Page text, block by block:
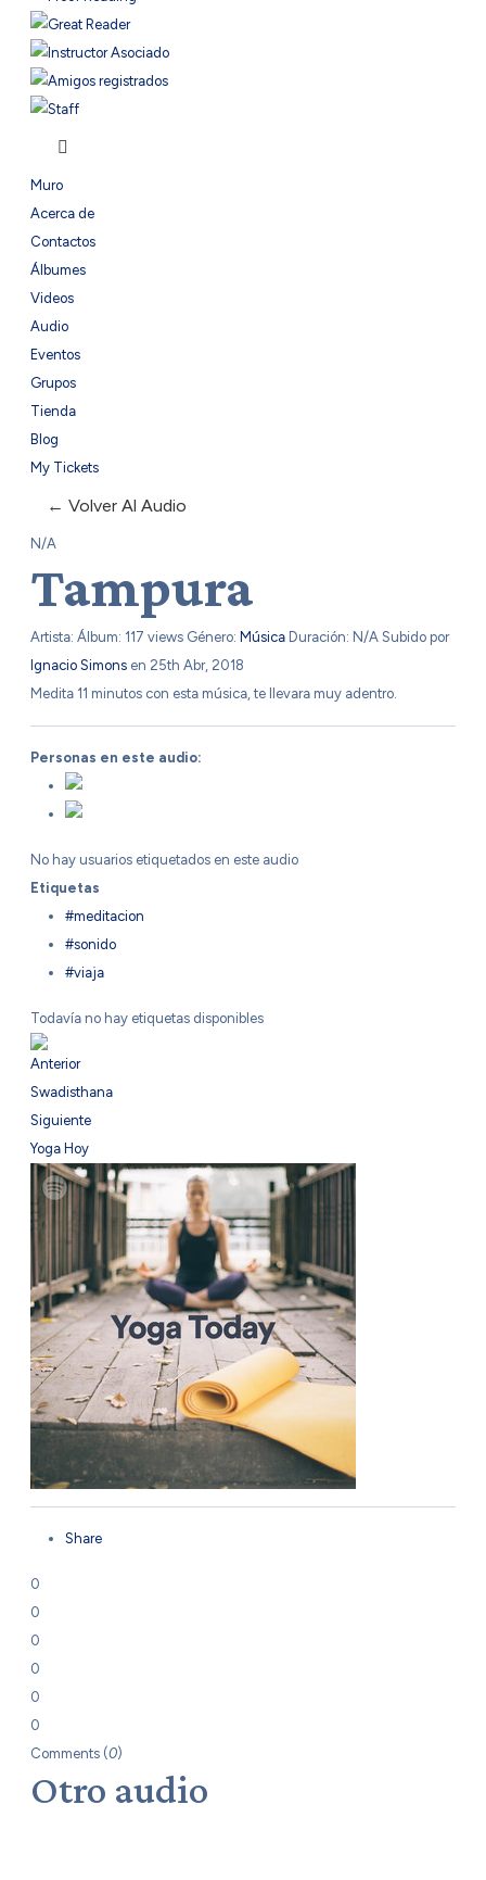
Muro
Acerca de
Contactos
Álbumes
Videos
Audio
Eventos
Grupos
Tienda
Blog
My Tickets
← Volver Al Audio
N/A
Tampura
Artista:Álbum:117 views Género: Música Duración: N/ASubido por
Ignacio Simons en 25th Abr, 2018
Medita 11 minutos con esta música, te llevara muy adentro.
Personas en este audio:
No hay usuarios etiquetados en este audio
Etiquetas
#meditacion
#sonido
#viaja
Todavía no hay etiquetas disponibles
Anterior
Swadisthana
Siguiente
Yoga Hoy
Share
0
0
0
0
0
0
Comments (0)
Otro audio